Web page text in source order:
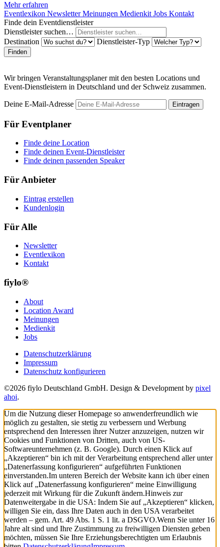
Mehr erfahren
Eventlexikon NewsletterMeinungen Medienkit Jobs Kontakt
Finde dein Eventdienstleister
Dienstleister suchen…
Destination
Dienstleister-Typ
Finden
Wir bringen Veranstaltungsplaner mit den besten Locations und
Event-Dienstleistern in Deutschland und der Schweiz zusammen.
Deine E-Mail-Adresse Eintragen
Für Eventplaner
Finde deine Location
Finde deinen Event-Dienstleister
Finde deinen passenden Speaker
Für Anbieter
Eintrag erstellen
Kundenlogin
Für Alle
Newsletter
Eventlexikon
Kontakt
fiylo®
About
Location Award
Meinungen
Medienkit
Jobs
Datenschutzerklärung
Impressum
Datenschutz konfigurieren
©2026 fiylo Deutschland GmbH. Design & Development by pixel
ahoi.
Um die Nutzung dieser Homepage so anwenderfreundlich wie
möglich zu gestalten, sie stetig zu verbessern und Werbung
entsprechend den Interessen ihrer Nutzer anzuzeigen, nutzen wir
Cookies und Funktionen von Dritten, auch von US-
Softwareunternehmen (z. B. Google). Durch einen Klick auf
„Akzeptieren“ bin ich mit der Verarbeitung entsprechend aller unter
„Datenerfassung konfigurieren“ aufgeführten Funktionen
einverstanden.Im unteren Bereich der Website kann ich über einen
Klick auf „Datenerfassung konfigurieren“ meine Einwilligung
jederzeit mit Wirkung für die Zukunft ändern.Hinweis zur
Datenweitergabe in die USA: Indem Sie auf „Akzeptieren“ klicken,
willigen Sie ein, dass Ihre Daten auch in den USA verarbeitet
werden – gem. Art. 49 Abs. 1 S. 1 lit. a DSGVO.Wenn Sie unter 16
Jahre alt sind und Ihre Zustimmung zu freiwilligen Diensten geben
möchten, müssen Sie Ihre Erziehungsberechtigten um Erlaubnis